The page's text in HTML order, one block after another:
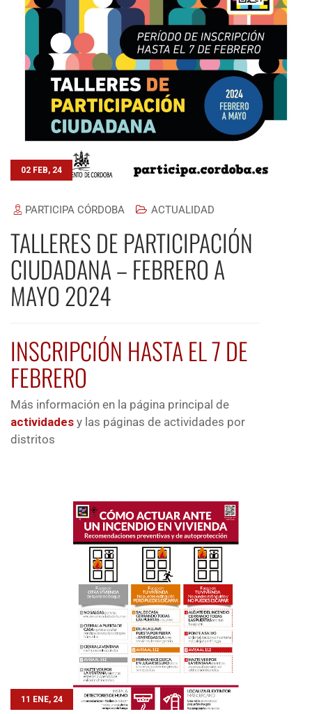
02 FEB, 24
PARTICIPA CÓRDOBA ACTUALIDAD
TALLERES DE PARTICIPACIÓN
CIUDADANA – FEBRERO A
MAYO 2024
INSCRIPCIÓN HASTA EL 7 DE
FEBRERO
Más información en la página principal de
actividades y las páginas de actividades por
distritos
11 ENE, 24